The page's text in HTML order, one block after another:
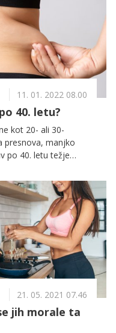
Kaj
11. 01. 2022 08.00
40. letu?
kot 20- ali 30-
presnova, manjko
po 40. letu težje
Erika
21. 05. 2021 07.46
jih morale ta